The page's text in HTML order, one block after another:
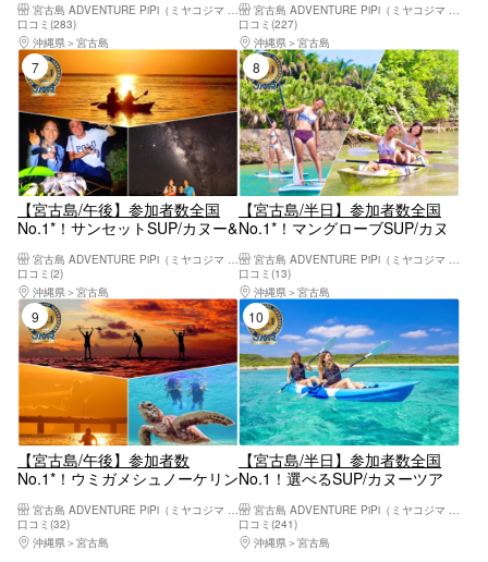
込み＜予約特典あり＞
宮古島 ADVENTURE PiPi（ミヤコジマ アドベンチャー ピピ）
口コミ(283)
沖縄県
宮古島
送迎・機材込み
宮古島 ADVENTURE PiPi（ミヤコジマ アドベンチャー ピピ）
口コミ(227)
沖縄県
宮古島
7位
【宮古島/午後】参加者数全国
No.1*！サンセットSUP/カヌー&
マジックアワーを全身で体感
宮古島 ADVENTURE PiPi（ミヤコジマ アドベンチャー ピピ）
口コミ(2)
沖縄県
宮古島
8位
【宮古島/半日】参加者数全国
No.1*！マングローブSUP/カヌ
を同時に｜高画質写真・送迎・
機材込み＜予約特典あり＞
宮古島 ADVENTURE PiPi（ミヤコジマ アドベンチャー ピピ）
口コミ(13)
沖縄県
宮古島
9位
【宮古島/午後】参加者数
No.1*！ウミガメシュノーケリン
ー！午後から夕方まで満喫！写
真データ無料！
口コミ(32)
沖縄県
宮古島
10位
【宮古島/半日】参加者数全国
No.1！選べるSUP/カヌーツア
う！高画質写真・送迎・機材込
み＜予約特典あり＞
口コミ(241)
沖縄県
宮古島